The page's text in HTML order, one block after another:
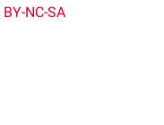
BY-NC-SA